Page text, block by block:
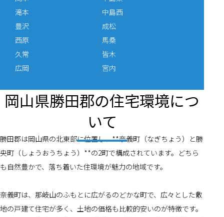
滝本
豊沢
中島西
成松
西原
久常
広岡
馬桑
皆木
宮内
岡山県勝田郡の住宅環境につ
いて
勝田郡は岡山県の北東部に位置し、**奈義町（なぎちょう）と勝
央町（しょうおうちょう）**の2町で構成されています。どちら
も自然豊かで、落ち着いた住環境が魅力の地域です。
奈義町は、那岐山のふもとに広がるのどかな町で、広々とした敷
地の戸建て住宅が多く、土地の価格も比較的安いのが特徴です。